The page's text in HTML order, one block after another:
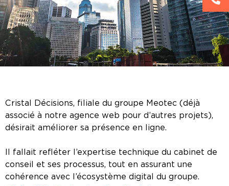
Cristal Décisions, filiale du groupe Meotec (déjà
associé à notre agence web pour d’autres projets),
désirait améliorer sa présence en ligne.
Il fallait refléter l’expertise technique du cabinet de
conseil et ses processus, tout en assurant une
cohérence avec l’écosystème digital du groupe.